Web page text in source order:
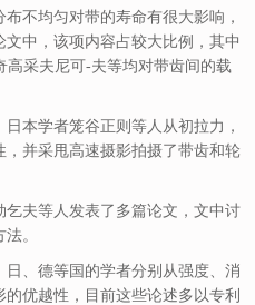
不均匀对带的寿命有很大影响，
中，该项内容占较大比例，其中
高采夫尼可-夫等均对带齿间的载
本学者笼谷正则等人从初拉力，
并采甩高速摄影拍摄了带齿和轮
夫等人发表了多篇论文，文中讨
。
、德等国的学者分别从强度、消
优越性，目前这些论述多以专利